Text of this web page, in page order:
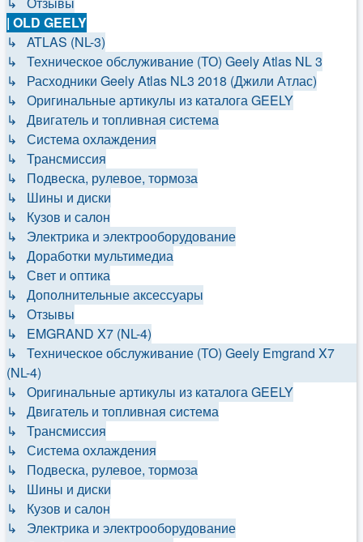
| OLD GEELY
↳ ATLAS (NL-3)
↳ Техническое обслуживание (ТО) Geely Atlas NL 3
↳ Расходники Geely Atlas NL3 2018 (Джили Атлас)
↳ Оригинальные артикулы из каталога GEELY
↳ Двигатель и топливная система
↳ Система охлаждения
↳ Трансмиссия
↳ Подвеска, рулевое, тормоза
↳ Шины и диски
↳ Кузов и салон
↳ Электрика и электрооборудование
↳ Доработки мультимедиа
↳ Свет и оптика
↳ Дополнительные аксессуары
↳ Отзывы
↳ EMGRAND X7 (NL-4)
↳ Техническое обслуживание (ТО) Geely Emgrand X7
(NL-4)
↳ Оригинальные артикулы из каталога GEELY
↳ Двигатель и топливная система
↳ Трансмиссия
↳ Система охлаждения
↳ Подвеска, рулевое, тормоза
↳ Шины и диски
↳ Кузов и салон
↳ Электрика и электрооборудование